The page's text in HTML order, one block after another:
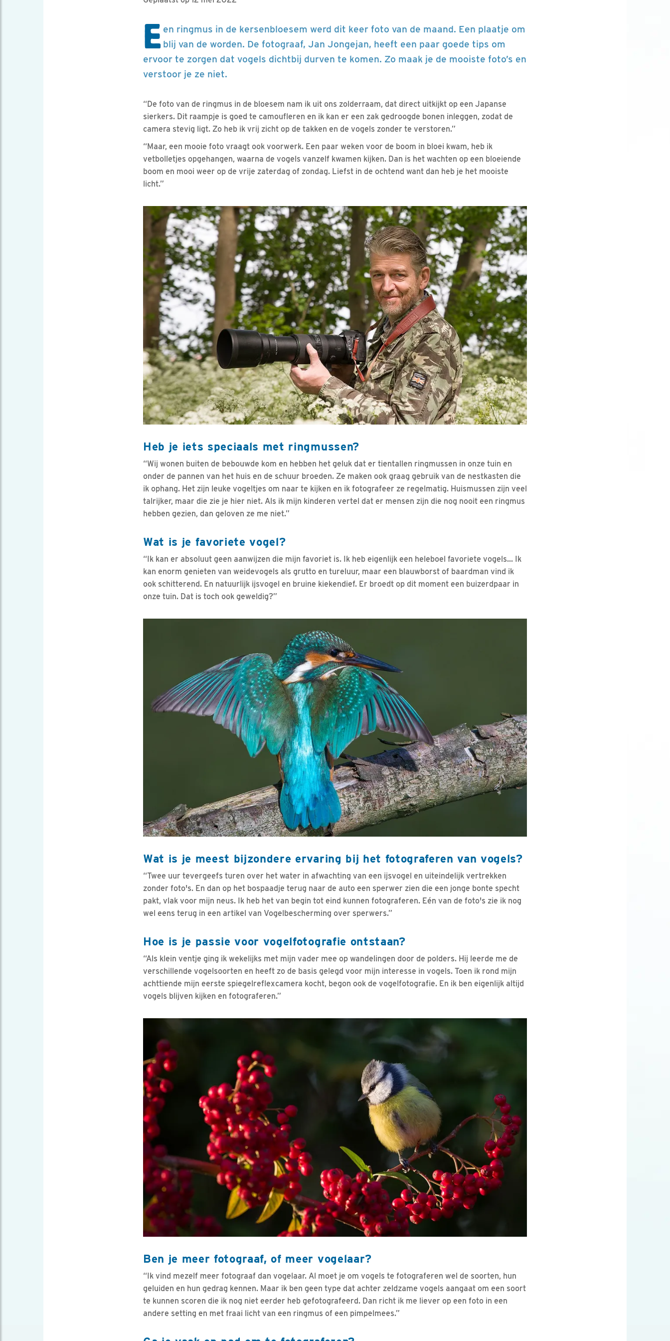
E en ringmus in de kersenbloesem werd dit keer foto van de maand. Een plaatje om
blij van de worden. De fotograaf, Jan Jongejan, heeft een paar goede tips om
ervoor te zorgen dat vogels dichtbij durven te komen. Zo maak je de mooiste foto’s en
verstoor je ze niet.
“De foto van de ringmus in de bloesem nam ik uit ons zolderraam, dat direct uitkijkt op een Japanse
sierkers. Dit raampje is goed te camoufleren en ik kan er een zak gedroogde bonen inleggen, zodat de
camera stevig ligt. Zo heb ik vrij zicht op de takken en de vogels zonder te verstoren.”
“Maar, een mooie foto vraagt ook voorwerk. Een paar weken voor de boom in bloei kwam, heb ik
vetbolletjes opgehangen, waarna de vogels vanzelf kwamen kijken. Dan is het wachten op een bloeiende
boom en mooi weer op de vrije zaterdag of zondag. Liefst in de ochtend want dan heb je het mooiste
licht.”
Heb je iets speciaals met ringmussen?
“Wij wonen buiten de bebouwde kom en hebben het geluk dat er tientallen ringmussen in onze tuin en
onder de pannen van het huis en de schuur broeden. Ze maken ook graag gebruik van de nestkasten die
ik ophang. Het zijn leuke vogeltjes om naar te kijken en ik fotografeer ze regelmatig. Huismussen zijn veel
talrijker, maar die zie je hier niet. Als ik mijn kinderen vertel dat er mensen zijn die nog nooit een ringmus
hebben gezien, dan geloven ze me niet.”
Wat is je favoriete vogel?
“Ik kan er absoluut geen aanwijzen die mijn favoriet is. Ik heb eigenlijk een heleboel favoriete vogels... Ik
kan enorm genieten van weidevogels als grutto en tureluur, maar een blauwborst of baardman vind ik
ook schitterend. En natuurlijk ijsvogel en bruine kiekendief. Er broedt op dit moment een buizerdpaar in
onze tuin. Dat is toch ook geweldig?”
Wat is je meest bijzondere ervaring bij het fotograferen van vogels?
“Twee uur tevergeefs turen over het water in afwachting van een ijsvogel en uiteindelijk vertrekken
zonder foto's. En dan op het bospaadje terug naar de auto een sperwer zien die een jonge bonte specht
pakt, vlak voor mijn neus. Ik heb het van begin tot eind kunnen fotograferen. Eén van de foto's zie ik nog
wel eens terug in een artikel van Vogelbescherming over sperwers.”
Hoe is je passie voor vogelfotografie ontstaan?
“Als klein ventje ging ik wekelijks met mijn vader mee op wandelingen door de polders. Hij leerde me de
verschillende vogelsoorten en heeft zo de basis gelegd voor mijn interesse in vogels. Toen ik rond mijn
achttiende mijn eerste spiegelreflexcamera kocht, begon ook de vogelfotografie. En ik ben eigenlijk altijd
vogels blijven kijken en fotograferen.”
Ben je meer fotograaf, of meer vogelaar?
“Ik vind mezelf meer fotograaf dan vogelaar. Al moet je om vogels te fotograferen wel de soorten, hun
geluiden en hun gedrag kennen. Maar ik ben geen type dat achter zeldzame vogels aangaat om een soort
te kunnen scoren die ik nog niet eerder heb gefotografeerd. Dan richt ik me liever op een foto in een
andere setting en met fraai licht van een ringmus of een pimpelmees.”